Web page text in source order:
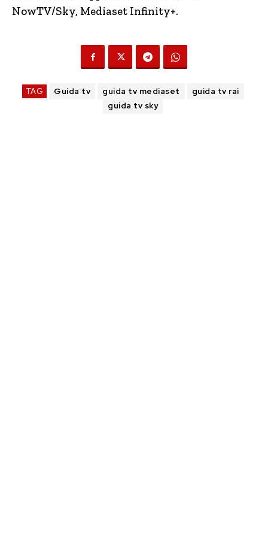
NowTV/Sky, Mediaset Infinity+.
TAG Guida tv guida tv mediaset
guida tv rai
guida tv sky